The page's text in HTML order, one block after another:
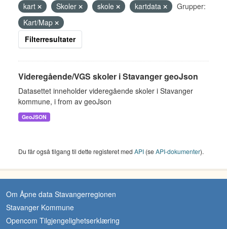
kart
Skoler skole kartdata
Grupper:
Kart/Map
Filterresultater
Videregående/VGS skoler i Stavanger geoJson
Datasettet inneholder videregående skoler i Stavanger
kommune, i from av geoJson
GeoJSON
Du får også tilgang til dette registeret med API (seAPI-dokumenter).
Om Åpne data Stavangerregionen
Stavanger Kommune
Opencom Tilgjengelighetserklæring